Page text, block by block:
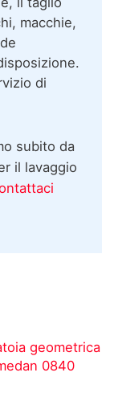
macchie,
di
subito da
il lavaggio